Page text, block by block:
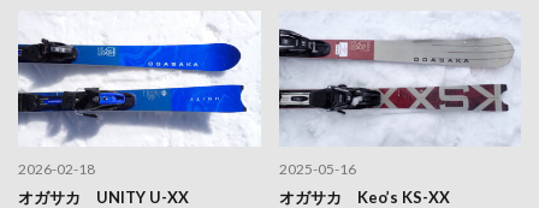
2026-02-18
オガサカ UNITY U-XX
2025-05-16
オガサカ Keo’s KS-XX